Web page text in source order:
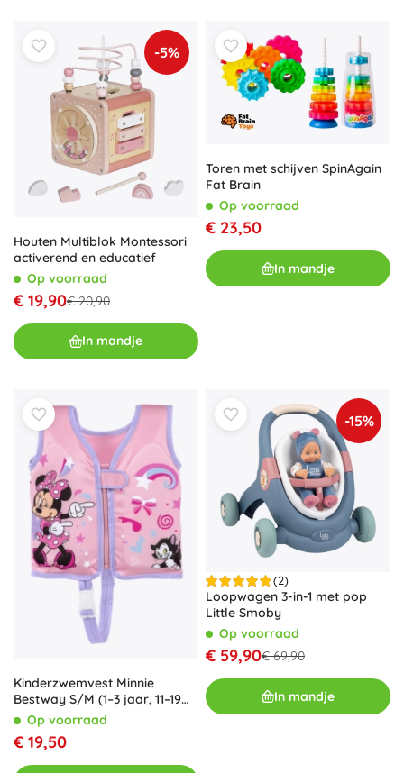
-5%
Houten Multiblok Montessori
activerend en educatief
Op voorraad
€ 19,90€ 20,90
In mandje
Toren met schijven SpinAgain
Fat Brain
Op voorraad
€ 23,50
In mandje
Kinderzwemvest Minnie
Bestway S/M (1–3 jaar, 11–19
kg)Op voorraad
€ 19,50
-15%
(2)
Loopwagen 3-in-1 met pop
Little Smoby
Op voorraad
€ 59,90€ 69,90
In mandje